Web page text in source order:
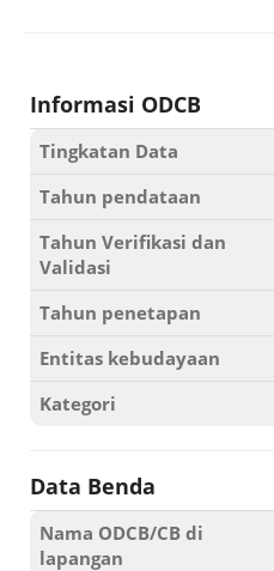
Informasi ODCB
Tingkatan Data
Tahun pendataan
Tahun Verifikasi dan
Validasi
Tahun penetapan
Entitas kebudayaan
Kategori
Data Benda
Nama ODCB/CB di
lapangan